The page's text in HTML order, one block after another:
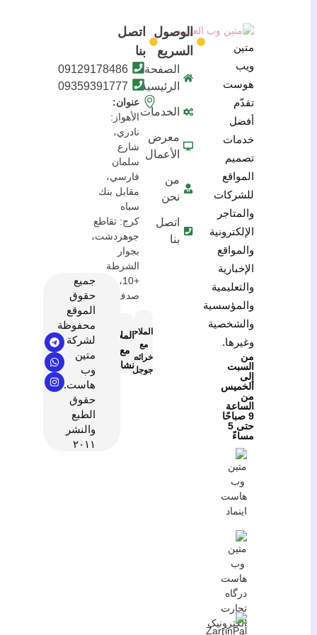
متين
ويب
هوست
تقدّم
أفضل
خدمات
تصميم
المواقع
للشركات
والمتاجر
الإلكترونية
والمواقع
الإخبارية
والتعليمية
والمؤسسية
والشخصية
وغيرها.
من
السبت
إلى
الخميس
من
الساعة
9 صباحًا
حتى 5
مساءً
الوصول
السريع
الصفحة
الرئيسية
الخدمات
معرض
الأعمال
من
نحن
اتصل
بنا
اتصل
بنا
09129178486
09359391777
عنوان:
الأهواز:
نادري،
شارع
سلمان
فارسي،
مقابل بنك
سباه
كرج: تقاطع
جوهردشت،
بجوار
الشرطة
+10، مبنى
صدف
الملاحة
مع
خرائط
جوجل
الملاحة
مع
نشان
جميع
حقوق
الموقع
محفوظة
لشركة
متين
وب
هاست.
حقوق
الطبع
والنشر
٢٠١١